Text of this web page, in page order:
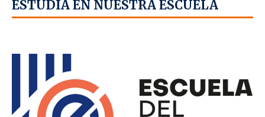
ESTUDIÁ EN NUESTRA ESCUELA